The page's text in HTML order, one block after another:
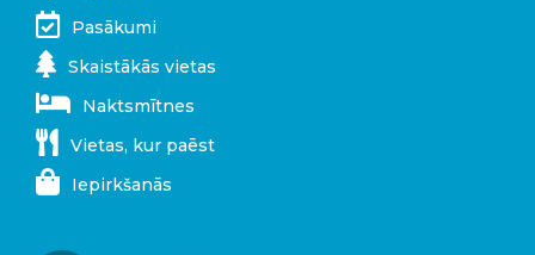
Pasākumi
Skaistākās vietas
Naktsmītnes
Vietas, kur paēst
Iepirkšanās